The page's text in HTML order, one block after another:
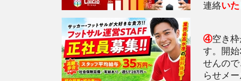
連絡いた
④空き枠
す。 開
せんので
らせメ